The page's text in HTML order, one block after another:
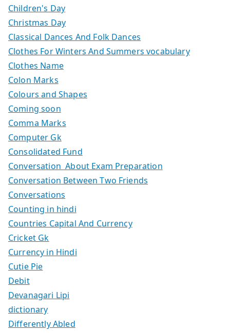
Children's Day
Christmas Day
Classical Dances And Folk Dances
Clothes For Winters And Summers vocabulary
Clothes Name
Colon Marks
Colours and Shapes
Coming soon
Comma Marks
Computer Gk
Consolidated Fund
Conversation About Exam Preparation
Conversation Between Two Friends
Conversations
Counting in hindi
Countries Capital And Currency
Cricket Gk
Currency in Hindi
Cutie Pie
Debit
Devanagari Lipi
dictionary
Differently Abled